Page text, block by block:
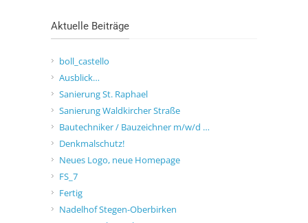
Aktuelle Beiträge
boll_castello
Ausblick…
Sanierung St. Raphael
Sanierung Waldkircher Straße
Bautechniker / Bauzeichner m/w/d …
Denkmalschutz!
Neues Logo, neue Homepage
FS_7
Fertig
Nadelhof Stegen-Oberbirken